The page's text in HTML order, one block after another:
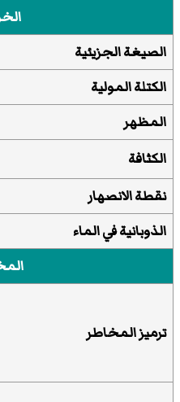
الصيغة الجزيئية
الكتلة المولية
المظهر
الكثافة
نقطة الانصهار
الذوبانيةفيالماء
ترميز المخاطر